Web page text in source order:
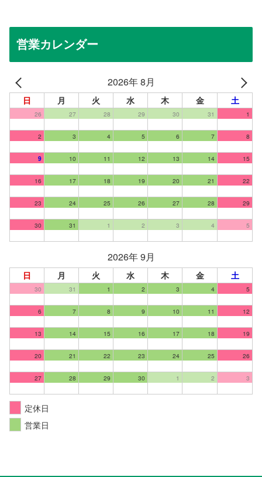
営業カレンダー
2026年 8月
日 月 火 水 木 金 土
26 27 28 29 30 31 1
2 3 4 5 6 7 8
9 10 11 12 13 14 15
16 17 18 19 20 21 22
23 24 25 26 27 28 29
30 31 1 2 3 4 5
2026年 9月
日 月 火 水 木 金 土
30 31 1 2 3 4 5
6 7 8 9 10 11 12
13 14 15 16 17 18 19
20 21 22 23 24 25 26
27 28 29 30 1 2 3
定休日
営業日